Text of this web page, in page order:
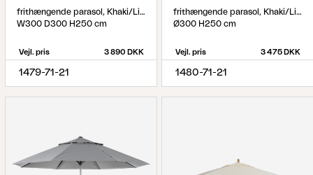
frithængende parasol, Khaki/Light Grey
W300 D300 H250 cm
Vejl. pris 3 890 DKK
1479-71-21
frithængende parasol, Khaki/Light Grey
Ø300 H250 cm
Vejl. pris 3 475 DKK
1480-71-21